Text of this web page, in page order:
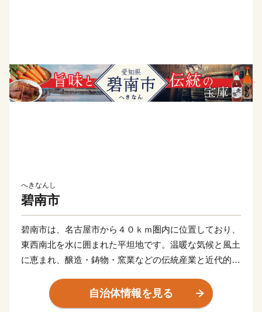
へきなんし
碧南市
碧南市は、名古屋市から４０ｋｍ圏内に位置しており、
東西南北を水に囲まれた平坦地です。温暖な気候と風土
に恵まれ、醸造・鋳物・窯業などの伝統産業と近代的な
と調和のとれた産業構造となっています。
自治体情報を見る